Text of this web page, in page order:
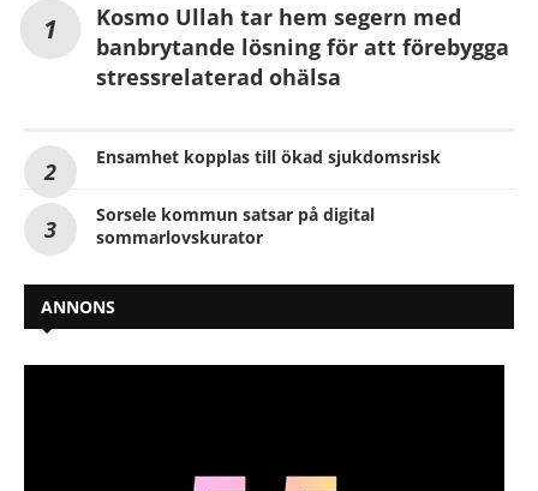
Kosmo Ullah tar hem segern med
banbrytande lösning för att förebygga
stressrelaterad ohälsa
Ensamhet kopplas till ökad sjukdomsrisk
Sorsele kommun satsar på digital
sommarlovskurator
ANNONS